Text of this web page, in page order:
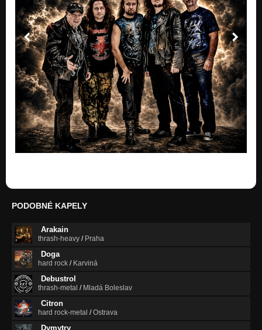
PODOBNÉ KAPELY
Arakain
thrash-heavy / Praha
Doga
hard rock / Karviná
Debustrol
thrash-metal / Mladá Boleslav
Citron
hard rock-metal /Ostrava
Dymytry